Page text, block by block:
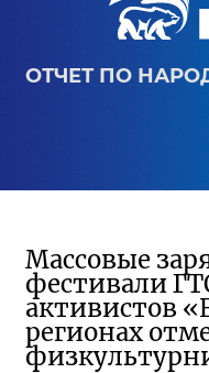
ОТЧЕТ ПО
Массовые
фестивали
активистов
регионах